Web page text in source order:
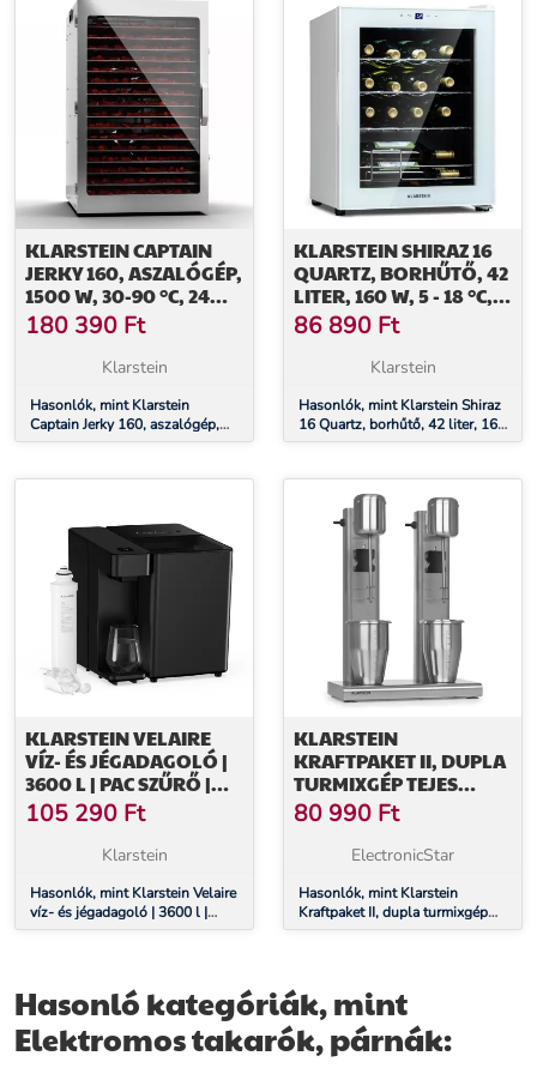
KLARSTEIN CAPTAIN
JERKY 160, ASZALÓGÉP,
1500 W, 30-90 °C, 24
ÓRÁS IDŐZÍTŐ,
ROZSDAMENTES ACÉL
180 390 Ft
Klarstein
Hasonlók, mint Klarstein
Captain Jerky 160, aszalógép,
1500 W, 30-90 °C, 24 órás
KLARSTEIN SHIRAZ 16
QUARTZ, BORHŰTŐ, 42
LITER, 160 W, 5 - 18 °C,
ÉRINTŐKÉPERNYŐS
VEZÉRLŐPANEL
86 890 Ft
Klarstein
Hasonlók, mint Klarstein Shiraz
16 Quartz, borhűtő, 42 liter, 160
W, 5 - 18 °C, érintőképernyős
KLARSTEIN VELAIRE
VÍZ- ÉS JÉGADAGOLÓ |
3600 L | PAC SZŰRŐ |
160 W | ÉRINTŐS
VEZÉRLŐPANEL
105 290 Ft
Klarstein
Hasonlók, mint Klarstein Velaire
víz- és jégadagoló | 3600 l |
PAC szűrő | 160 W | Érintős
KLARSTEIN
KRAFTPAKET II, DUPLA
TURMIXGÉP TEJES
KOKTÉLOKHOZ,
PROTEIN KOKTÉLOK,
160 W, ROZSDAMENTES
80 990 Ft
ElectronicStar
Hasonlók, mint Klarstein
Kraftpaket II, dupla turmixgép
tejes koktélokhoz, protein
Hasonló kategóriák, mint
Elektromos takarók, párnák: